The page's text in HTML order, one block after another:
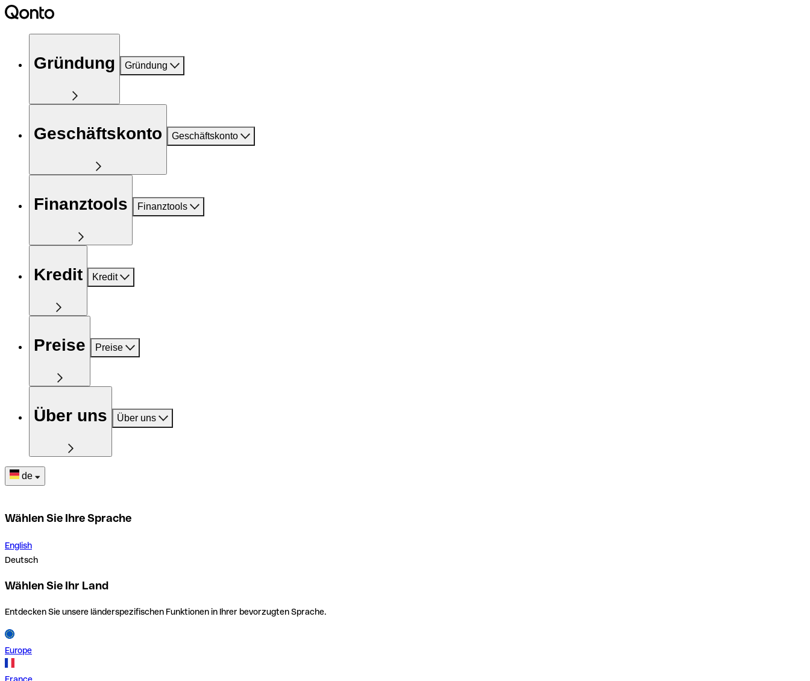
Gründung Gründung
Geschäftskonto Geschäftskonto
Finanztools Finanztools
Kredit Kredit
Preise Preise
Über uns Über uns
de
Wählen Sie Ihre Sprache
English
Deutsch
Wählen Sie Ihr Land
Entdecken Sie unsere länderspezifischen Funktionen in Ihrer bevorzugten Sprache.
Europe